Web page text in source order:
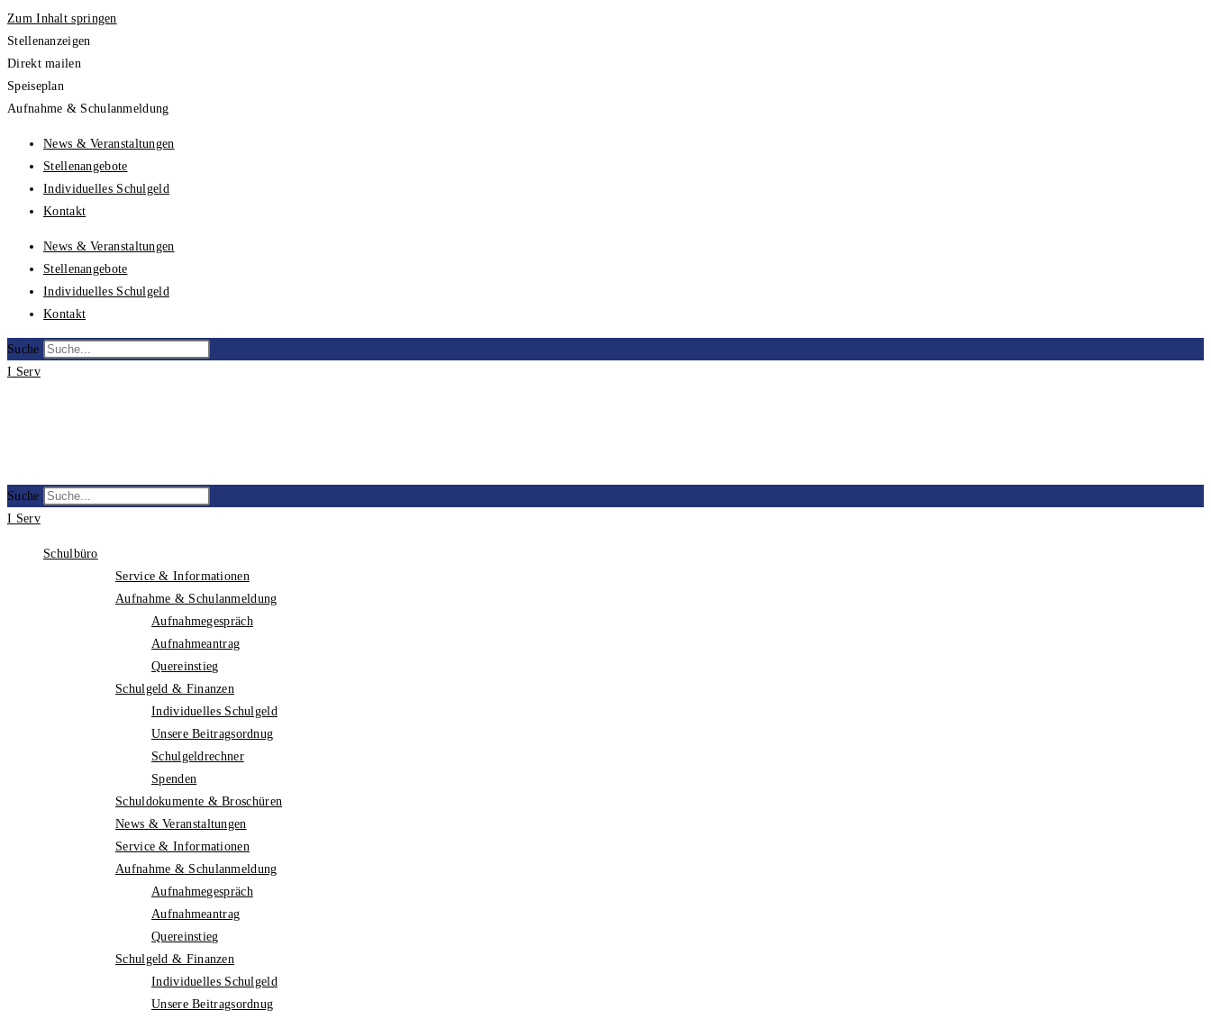
Zum Inhalt springen
Stellenanzeigen
Direkt mailen
Speiseplan
Aufnahme & Schulanmeldung
News & Veranstaltungen
Stellenangebote
Individuelles Schulgeld
Kontakt
News & Veranstaltungen
Stellenangebote
Individuelles Schulgeld
Kontakt
Suche
I Serv
Suche
I Serv
Schulbüro
Service & Informationen
Aufnahme & Schulanmeldung
Aufnahmegespräch
Aufnahmeantrag
Quereinstieg
Schulgeld & Finanzen
Individuelles Schulgeld
Unsere Beitragsordnug
Schulgeldrechner
Spenden
Schuldokumente & Broschüren
News & Veranstaltungen
Service & Informationen
Aufnahme & Schulanmeldung
Aufnahmegespräch
Aufnahmeantrag
Quereinstieg
Schulgeld & Finanzen
Individuelles Schulgeld
Unsere Beitragsordnug